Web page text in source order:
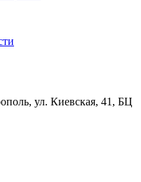
ул. Киевская, 41, БЦ